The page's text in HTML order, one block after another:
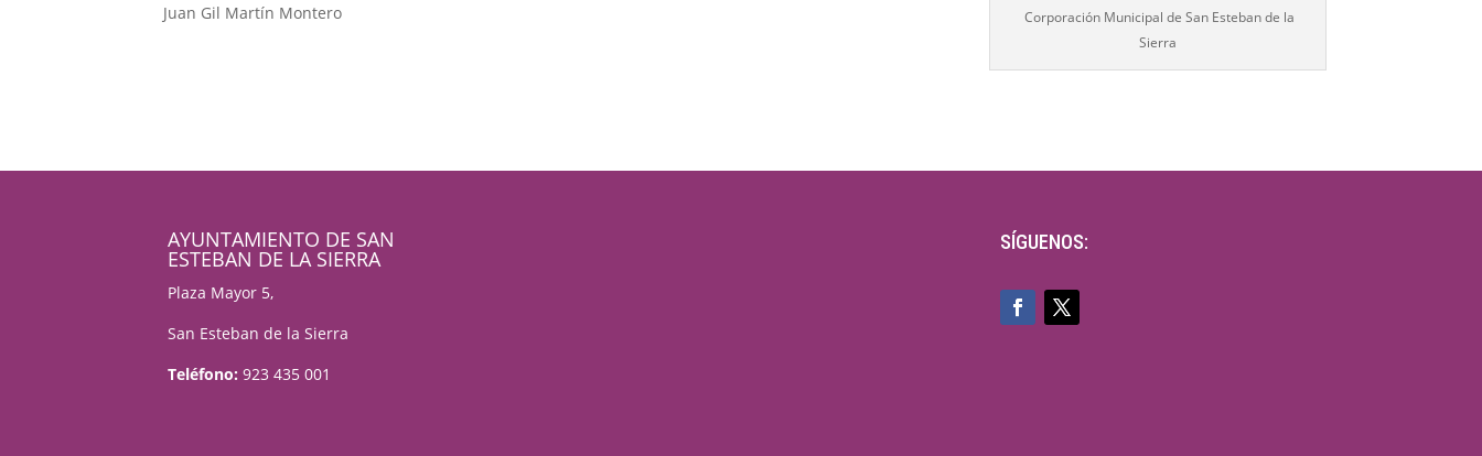
Juan Gil Martín Montero
Corporación Municipal de San Esteban de la
Sierra
AYUNTAMIENTO DE SAN
ESTEBAN DE LA SIERRA
Plaza Mayor 5,
San Esteban de la Sierra
Teléfono: 923 435 001
SÍGUENOS: